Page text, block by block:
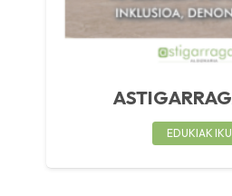
EDUKIAK